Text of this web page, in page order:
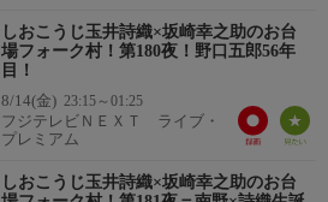
しおこうじ玉井詩織×坂崎幸之助のお台
場フォーク村！第180夜！野口五郎56年
目！
8/14(金) 23:15～01:25
フジテレビＮＥＸＴ ライブ・
プレミアム
しおこうじ玉井詩織×坂崎幸之助のお台